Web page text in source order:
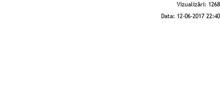
Vizualizări: 1268
Data: 12-06-2017 22:40